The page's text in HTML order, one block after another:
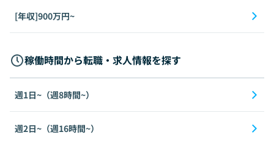
[年収]900万円~
稼働時間から転職・求人情報を探す
週1日~（週8時間~）
週2日~（週16時間~）